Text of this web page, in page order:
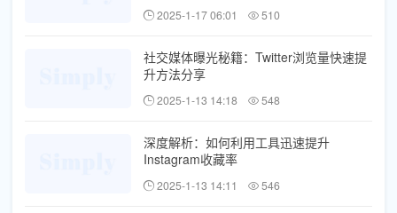
2025-1-17 06:01 510
社交媒体曝光秘籍：Twitter浏览量快速提
升方法分享
2025-1-13 14:18 548
深度解析：如何利用工具迅速提升
Instagram收藏率
2025-1-13 14:11 546